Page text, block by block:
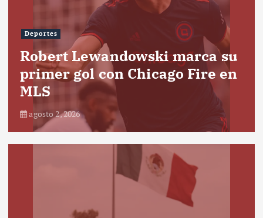
Deportes
Robert Lewandowski marca su
primer gol con Chicago Fire en
MLS
agosto 2, 2026